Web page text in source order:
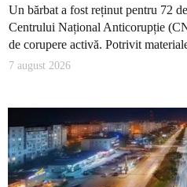
Un bărbat a fost reținut pentru 72
Centrului Național Anticorupție
de corupere activă. Potrivit
7 august 2026